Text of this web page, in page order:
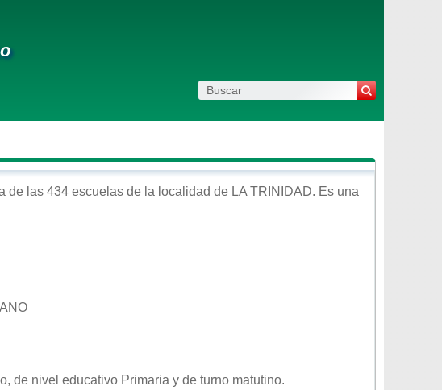
de las 434 escuelas de la localidad de LA TRINIDAD. Es una
, de nivel educativo Primaria y de turno matutino.